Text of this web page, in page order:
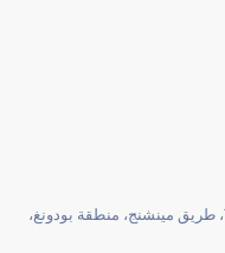
الطابق 18، برج شنغهاي للمعلومات، رقم 1403، طريق مينشنج، منطقة بودونغ،